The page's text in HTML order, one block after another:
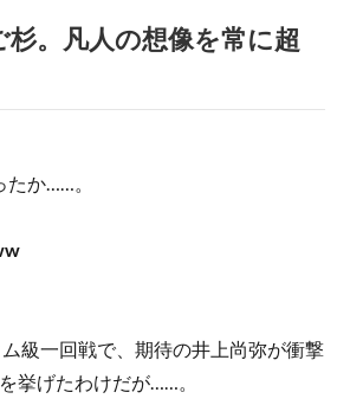
杉。凡人の想像を常に超
たか……。
級一回戦で、期待の井上尚弥が衝撃
挙げたわけだが……。